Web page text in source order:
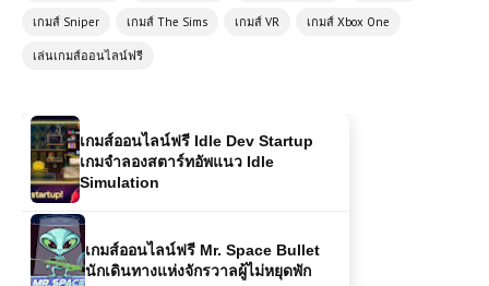
เกมส์ Sniper เกมส์ The Sims เกมส์ VR เกมส์ Xbox One
เล่นเกมส์ออนไลน์ฟรี
จิ๋วแล้วชนให้ยับ!
Simulation
นักเดินทางแห่งจักรวาลผู้ไม่หยุดพัก